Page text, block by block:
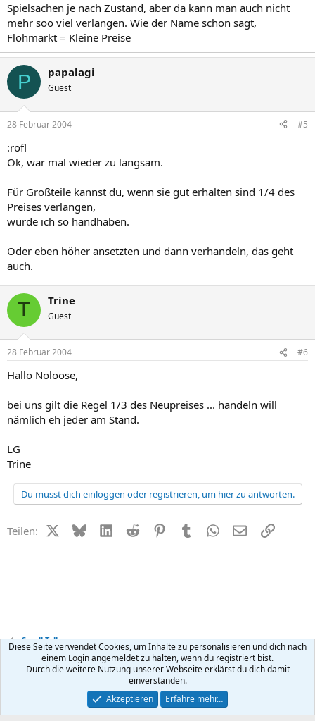
Spielsachen je nach Zustand, aber da kann man auch nicht
mehr soo viel verlangen. Wie der Name schon sagt,
Flohmarkt = Kleine Preise
P papalagi
Guest
28 Februar 2004 #5
:rofl
Ok, war mal wieder zu langsam.
Für Großteile kannst du, wenn sie gut erhalten sind 1/4 des
Preises verlangen,
würde ich so handhaben.
Oder eben höher ansetzten und dann verhandeln, das geht
auch.
T Trine
Guest
28 Februar 2004 #6
Hallo Noloose,
bei uns gilt die Regel 1/3 des Neupreises ... handeln will
nämlich eh jeder am Stand.
LG
Trine
Du musst dich einloggen oder registrieren, um hier zu antworten.
Teilen: X (Twitter)
BlueskyLinkedIn
Reddit PinterestTumblr WhatsApp
E-MailLink
Small Talk
Kontakt Nutzungsbedingungen Datenschutz Hilfe
R
Community platform by XenForo ® © 2010-2026 XenForo Ltd.
Diese Seite verwendet Cookies, um Inhalte zu personalisieren und dich nach
einem Login angemeldet zu halten, wenn du registriert bist.
Durch die weitere Nutzung unserer Webseite erklärst du dich damit
einverstanden.
Akzeptieren
Erfahre mehr…